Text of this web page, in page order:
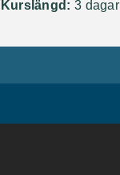
Kurslängd: 3 dagar